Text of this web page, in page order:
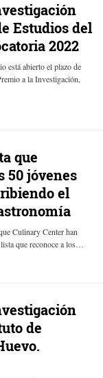
Estudios del
2022
está abierto el plazo de
a la Investigación,
que
50 jóvenes
el
Culinary Center han
que reconoce a los…
de